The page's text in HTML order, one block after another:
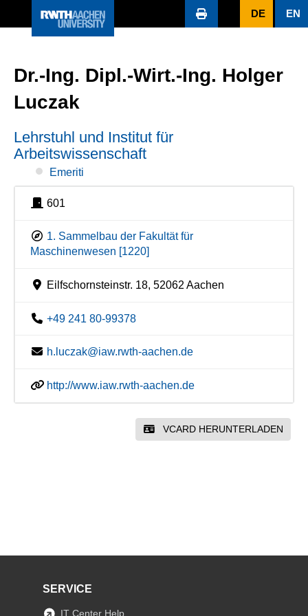
DE EN
Dr.-Ing. Dipl.-Wirt.-Ing. Holger
Luczak
Lehrstuhl und Institut für
Arbeitswissenschaft
Emeriti
601
1. Sammelbau der Fakultät für
Maschinenwesen [1220]
Eilfschornsteinstr. 18, 52062 Aachen
+49 241 80-99378
h.luczak@iaw.rwth-aachen.de
http://www.iaw.rwth-aachen.de
VCARD HERUNTERLADEN
SERVICE
IT Center Help